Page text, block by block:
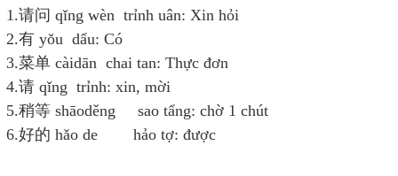
1.请问 qǐng wèn trỉnh uân: Xin hỏi
2.有 yǒu dẩu: Có
3.菜单 càidān chai tan: Thực đơn
4.请 qǐng trỉnh: xin, mời
5.稍等 shāoděng sao tẩng: chờ 1 chút
6.好的 hǎo de hảo tợ: được